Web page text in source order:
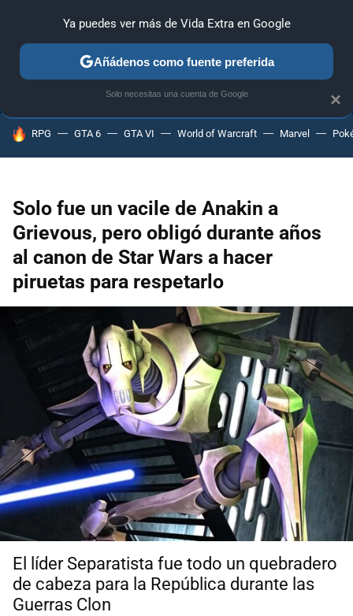
ANÁLISIS GUÍAS Y TRUCOS PC SONY NINTENDO
HOY SE HABLA DE
RPG GTA 6 GTA VI World of Warcraft Marvel
Solo fue un vacile de Anakin a
Grievous, pero obligó durante años
al canon de Star Wars a hacer
piruetas para respetarlo
El líder Separatista fue todo un quebradero
de cabeza para la República durante las
Guerras Clon
×
Ya puedes ver más de Vida Extra en Google
Añádenos como fuente preferida
Solo necesitas una cuenta de Google